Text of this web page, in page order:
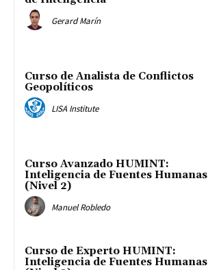
Gerard Marín
Curso de Analista de Conflictos
Geopolíticos
LISA Institute
Curso Avanzado HUMINT:
Inteligencia de Fuentes Humanas
(Nivel 2)
Manuel Robledo
Curso de Experto HUMINT:
Inteligencia de Fuentes Humanas